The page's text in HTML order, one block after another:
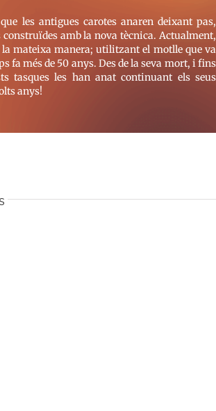
les antigues carotes anaren deixant pas,
amb la nova tècnica. Actualment,
la mateixa manera; utilitzant el motlle que va
fa més de 50 anys. Des de la seva mort, i fins
tasques les han anat continuant els seus
anys!